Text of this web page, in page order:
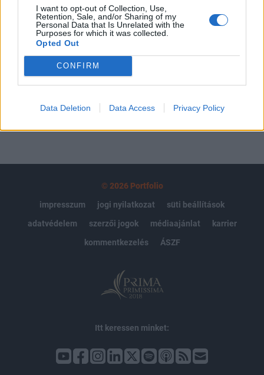
I want to opt-out of Collection, Use,
Retention, Sale, and/or Sharing of my
Personal Data that Is Unrelated with the
Purposes for which it was collected.
Opted Out
CONFIRM
Data Deletion Data Access Privacy Policy
Kötéslisták: BÉT elmúlt 2 év napon belüli
kötéslistái
© 2026 Portfolio
impresszum
jogi nyilatkozat
süti beállítások
adatvédelem
szerzői jogok médiaajánlat
karrier
kommentkezelés
ÁSZF
Itt keressen minket: